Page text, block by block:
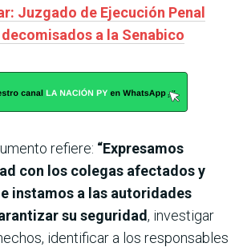
Juzgado de Ejecución Penal
a la Senabico
refiere: “Expresamos
con los colegas afectados y
instamos a las autoridades
su seguridad, investigar
identificar a los responsables